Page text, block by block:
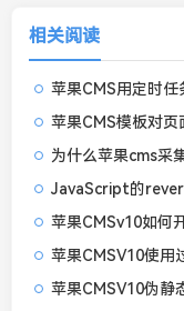
相关阅读
苹果CMSv10如何
苹果CMSV10使用
苹果CMSV10伪静